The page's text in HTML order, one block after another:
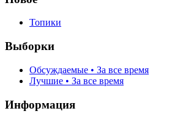
Топики
Выборки
Обсуждаемые • За все время
Лучшие • За все время
Информация